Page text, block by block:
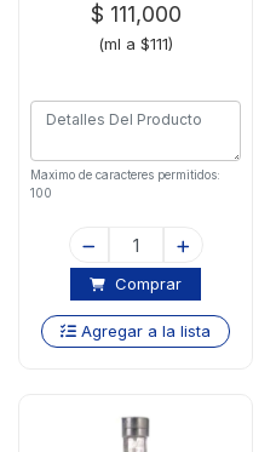
$ 111,000
(ml a $111)
Maximo de caracteres permitidos:
100
Comprar
Agregar a la lista